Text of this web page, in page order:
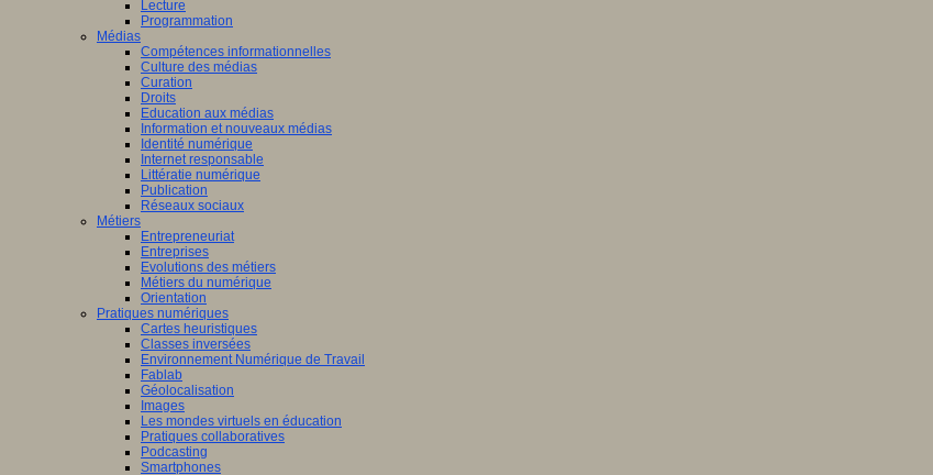
Lecture
Programmation
Médias
Compétences informationnelles
Culture des médias
Curation
Droits
Education aux médias
Information et nouveaux médias
Identité numérique
Internet responsable
Littératie numérique
Publication
Réseaux sociaux
Métiers
Entrepreneuriat
Entreprises
Evolutions des métiers
Métiers du numérique
Orientation
Pratiques numériques
Cartes heuristiques
Classes inversées
Environnement Numérique de Travail
Fablab
Géolocalisation
Images
Les mondes virtuels en éducation
Pratiques collaboratives
Podcasting
Smartphones